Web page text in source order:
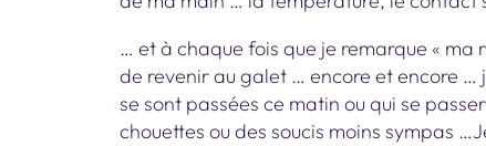
… et à chaque fois que je remarque « ma
de revenir au galet … encore et encore …
se sont passées ce matin ou qui se
chouettes ou des soucis moins sympas